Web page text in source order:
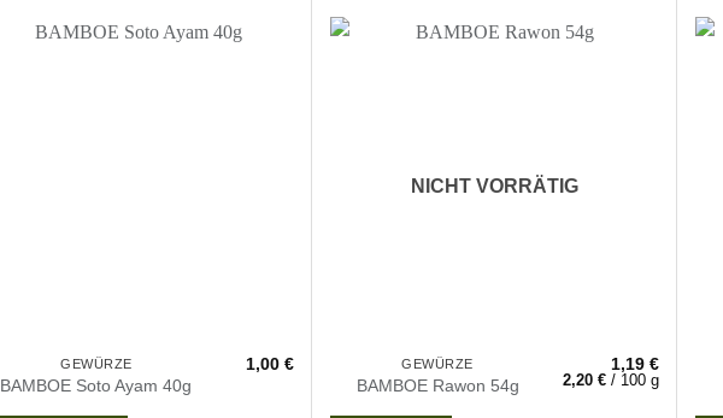
GEWÜRZE
BAMBOE Soto Ayam 40g
1,00 €
NICHT VORRÄTIG
GEWÜRZE
BAMBOE Rawon 54g
1,19€
2,20€ / 100 g